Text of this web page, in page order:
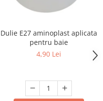
Dulie E27 aminoplast aplicata
pentru baie
4,90 Lei